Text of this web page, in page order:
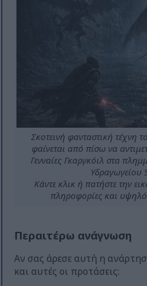
Σκοτεινή φανταστική
φαίνεται από πίσω να
Γενναίες Γκαργκόιλ στα
Υδραγωγείου
Κάντε κλικ ή πατήστε την
πληροφορίες και
Περαιτέρω ανάγνωση
Αν σας άρεσε αυτή η
και αυτές οι προτάσεις: